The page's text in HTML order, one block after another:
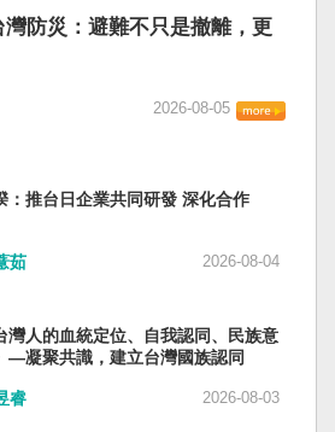
作部主任苗華、前信息支援部
軍司令員李橋、前中央軍委裝
、前東部戰區政委劉青松、前
系統部分，前廣西政府主席藍
府主席王莉霞、前中國證監會
蒙古黨委書記孫紹騁、前浙江
前中央軍民融合辦常務副主任
正常免職。 最新的河北黨書記
」，應該是與德國之聲與紐約
海外人士動態控制平台被登錄
能選擇海南島，國共競鬥的歷
面，與台灣無關。台灣沒有中
有台灣問題。台灣與中國也不
獨立了，台灣會成為東亞漢字
下英文，本土原有的福佬話、
族語也不會被壓迫。 如果一九
獨立了，台灣早已是聯合國會
今仍以國體不明的身分爭取加
反共為名、行專政之實的卅八
受難者的母親長期在黑夜哭
年八一五台灣獨立了，台灣早
長期戒嚴體制的壓迫，也沒有
防災：避難不只是撤離，更
受到關注，避難所管理也成為
域的台灣，防災工作不能只關
救援，更要思考受災者如何在
且有尊嚴的生活。 台灣多年來
經驗，但每當重大災害發生，
要求，也不願離開自己的家
撤離工作的公務人員承受壓
似乎是防災意識不足；但更深
是否建立了一套讓人民願意避
2026-08-05
：推台日企業共同研發 深化合作
茹 2026-08-04
灣人的血統定位、自我認同、民族意
—凝聚共識，建立台灣國族認同
睿 2026-08-03